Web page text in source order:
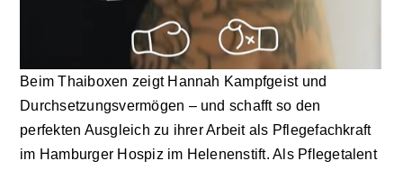
Stiftung Hamburger Hospiz
Beim Thaiboxen zeigt Hannah Kampfgeist und
Durchsetzungsvermögen – und schafft so den
perfekten Ausgleich zu ihrer Arbeit als Pflegefachkraft
im Hamburger Hospiz im Helenenstift. Als Pflegetalent